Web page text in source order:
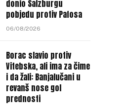
donio Salzburgu
pobjedu protiv Pafosa
06/08/2026
Borac slavio protiv
Vitebska, ali ima za čime
i da žali: Banjalučani u
revanš nose gol
prednosti